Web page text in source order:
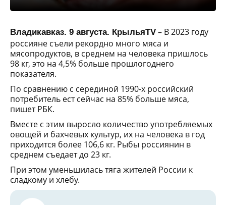
Владикавказ. 9 августа. КрыльяTV – В 2023 году
россияне съели рекордно много мяса и
мясопродуктов, в среднем на человека пришлось
98 кг, это на 4,5% больше прошлогоднего
показателя.
По сравнению с серединой 1990-х российский
потребитель ест сейчас на 85% больше мяса,
пишет РБК.
Вместе с этим выросло количество употребляемых
овощей и бахчевых культур, их на человека в год
приходится более 106,6 кг. Рыбы россиянин в
среднем съедает до 23 кг.
При этом уменьшилась тяга жителей России к
сладкому и хлебу.